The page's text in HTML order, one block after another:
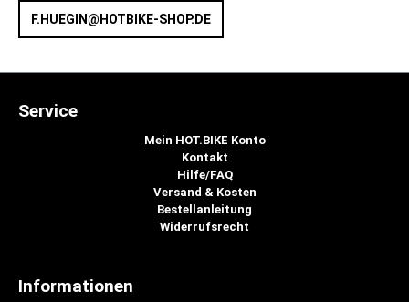
F.HUEGIN@HOTBIKE-SHOP.DE
Service
Mein HOT.BIKE Konto
Kontakt
Hilfe/FAQ
Versand & Kosten
Bestellanleitung
Widerrufsrecht
Informationen